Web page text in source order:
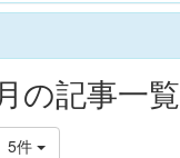
の記事一覧
5件